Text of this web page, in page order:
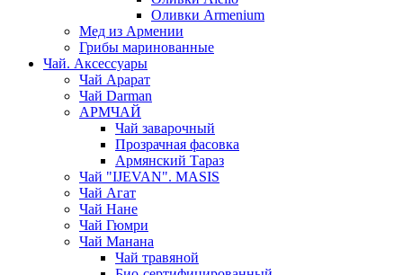
Оливки Armenium
Мед из Армении
Грибы маринованные
Чай. Аксессуары
Чай Арарат
Чай Darman
АРМЧАЙ
Чай заварочный
Прозрачная фасовка
Армянский Тараз
Чай "IJEVAN". MASIS
Чай Агат
Чай Нане
Чай Гюмри
Чай Манана
Чай травяной